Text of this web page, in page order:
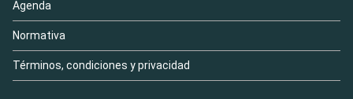
Agenda
Normativa
Términos, condiciones y privacidad